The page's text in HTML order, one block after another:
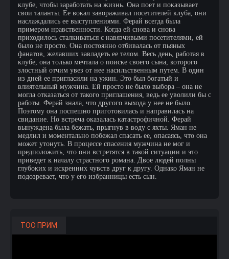
клубе, чтобы заработать на жизнь. Она поет и показывает
свои таланты. Ее вокал завораживал посетителей клуба, они
наслаждались ее выступлениями. Ферай всегда была
примером нравственности. Когда ей снова и снова
приходилось сталкиваться с навязчивыми посетителями, ей
было не просто. Она постоянно отбивалась от пьяных
фанатов, желавших завладеть ее телом. Весь день, работая в
клубе, она только мечтала о поиске своего сына, которого
злостный отчим увез от нее насильственным путем. В один
из дней ее пригласили на ужин. Это был богатый и
влиятельный мужчина. Ей просто не было выбора – она не
могла отказаться от такого приглашения, ведь ее уволили бы с
работы. Ферай знала, что другого выхода у нее не было.
Поэтому она поспешно приготовилась и направилась на
свидание. Но встреча оказалась катастрофичной. Ферай
вынуждена была бежать, прыгнув в воду с яхты. Яман не
медлил и моментально побежал спасать ее, опасаясь, что она
может утонуть. В процессе спасения мужчина не мог и
предположить, что они встретятся в такой ситуации и это
приведет к началу страстного романа. Двое людей полны
глубоких и искренних чувств друг к другу. Однако Яман не
подозревает, что у его избранницы есть сын.
ТОО ПРИМ